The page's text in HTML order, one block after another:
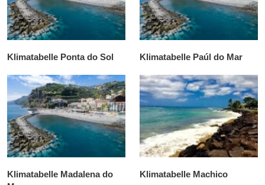
Klimatabelle Ponta do Sol Klimatabelle Paúl do Mar
Klimatabelle Madalena do
Klimatabelle Machico